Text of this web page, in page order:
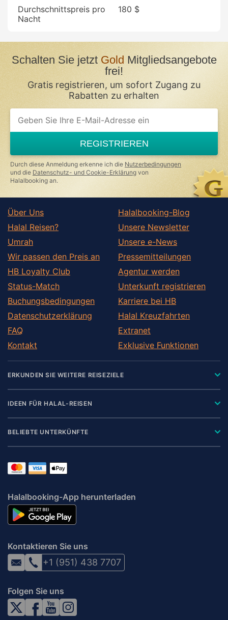
Durchschnittspreis pro
Nacht
180 $
Schalten Sie jetztGold Mitgliedsangebote
frei!
Gratis registrieren, um sofort Zugang zu
Rabatten zu erhalten
If
you
ignore
this
field
REGISTRIEREN
Durch diese Anmeldung erkenne ich die Nutzerbedingungen
und die Datenschutz- und Cookie-Erklärung von
Halalbooking an.
Über Uns
Halal Reisen?
Umrah
Wir passen den Preis an
HB Loyalty Club
Status-Match
Buchungsbedingungen
Datenschutzerklärung
FAQ
Kontakt
Halalbooking-Blog
Unsere Newsletter
Unsere e-News
Pressemitteilungen
Agentur werden
Unterkunft registrieren
Karriere bei HB
Halal Kreuzfahrten
Extranet
Exklusive Funktionen
ERKUNDEN SIE WEITERE REISEZIELE
IDEEN FÜR HALAL-REISEN
BELIEBTE UNTERKÜNFTE
Halalbooking-App herunterladen
Kontaktieren Sie uns
+1 (951) 438 7707
Folgen Sie uns